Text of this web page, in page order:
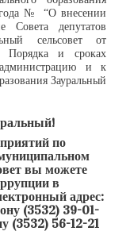
года № “О внесении
депутатов
сельсовет от
и сроках
и к
Зауральный
по
вы можете
в
адрес:
(3532) 39-01-
(3532) 56-12-21